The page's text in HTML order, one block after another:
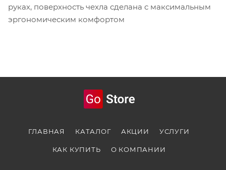
руках, поверхность чехла сделана с максимальным
эргономическим комфортом
ГЛАВНАЯ КАТАЛОГ АКЦИИ УСЛУГИ
КАК КУПИТЬ О КОМПАНИИ